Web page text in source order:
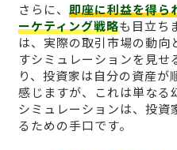
さらに、 即座に利益を得ら
ーケティング戦略も目立
は、実際の取引市場の動
すシミュレーションを見せ
り、投資家は自分の資産が
感じますが、これは単なる
シミュレーションは、投
るための手口です。